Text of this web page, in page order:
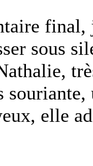
final,
sous
souriante,
elle